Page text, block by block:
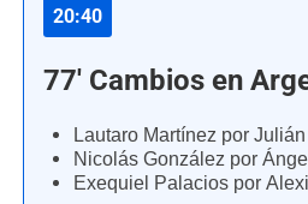
20:40
77' Cambios en
Lautaro Martínez por
Nicolás González por
Exequiel Palacios por